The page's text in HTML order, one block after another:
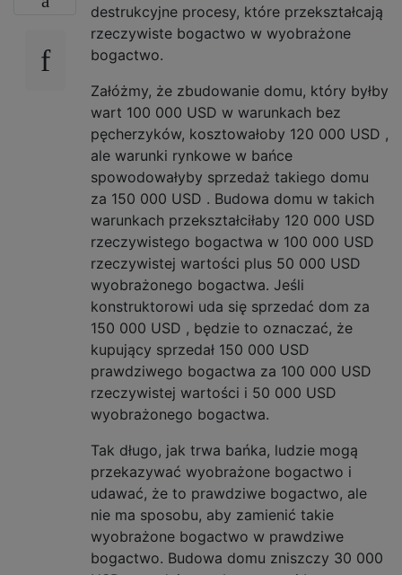
destrukcyjne procesy, które przekształcają
rzeczywiste bogactwo w wyobrażone
bogactwo.
Załóżmy, że zbudowanie domu, który byłby
wart 100 000 USD w warunkach bez
pęcherzyków, kosztowałoby 120 000 USD ,
ale warunki rynkowe w bańce
spowodowałyby sprzedaż takiego domu
za 150 000 USD . Budowa domu w takich
warunkach przekształciłaby 120 000 USD
rzeczywistego bogactwa w 100 000 USD
rzeczywistej wartości plus 50 000 USD
wyobrażonego bogactwa. Jeśli
konstruktorowi uda się sprzedać dom za
150 000 USD , będzie to oznaczać, że
kupujący sprzedał 150 000 USD
prawdziwego bogactwa za 100 000 USD
rzeczywistej wartości i 50 000 USD
wyobrażonego bogactwa.
Tak długo, jak trwa bańka, ludzie mogą
przekazywać wyobrażone bogactwo i
udawać, że to prawdziwe bogactwo, ale
nie ma sposobu, aby zamienić takie
wyobrażone bogactwo w prawdziwe
bogactwo. Budowa domu zniszczy 30 000